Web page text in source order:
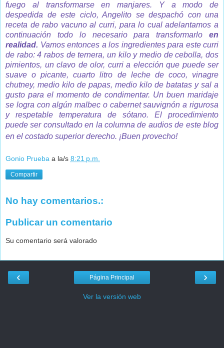
fuego al transformarse en manjares. Y a modo de
despedida de este ciclo, Angelito se despachó con una
receta de rabo vacuno al curri, para lo cual adelantamos a
continuación todo lo necesario para transformarlo en
realidad. Vamos entonces a los ingredientes para este curri
de rabo: 4 rabos de ternera, un kilo y medio de cebolla, dos
pimientos, un clavo de olor, curri a elección que puede ser
suave o picante, cuarto litro de leche de coco, vinagre
chutney, medio kilo de papas, medio kilo de batatas y sal a
gusto para el momento de condimentar. Un buen maridaje
se logra con algún malbec o cabernet sauvignón a rigurosa
y respetable temperatura de sótano. El procedimiento
puede ser consultado en la columna de audios de este blog
en el costado superior derecho. ¡Buen provecho!
Gonio Prueba a la/s 8:21 p.m.
Compartir
No hay comentarios.:
Publicar un comentario
Su comentario será valorado
‹ ›
Página Principal
Ver la versión web